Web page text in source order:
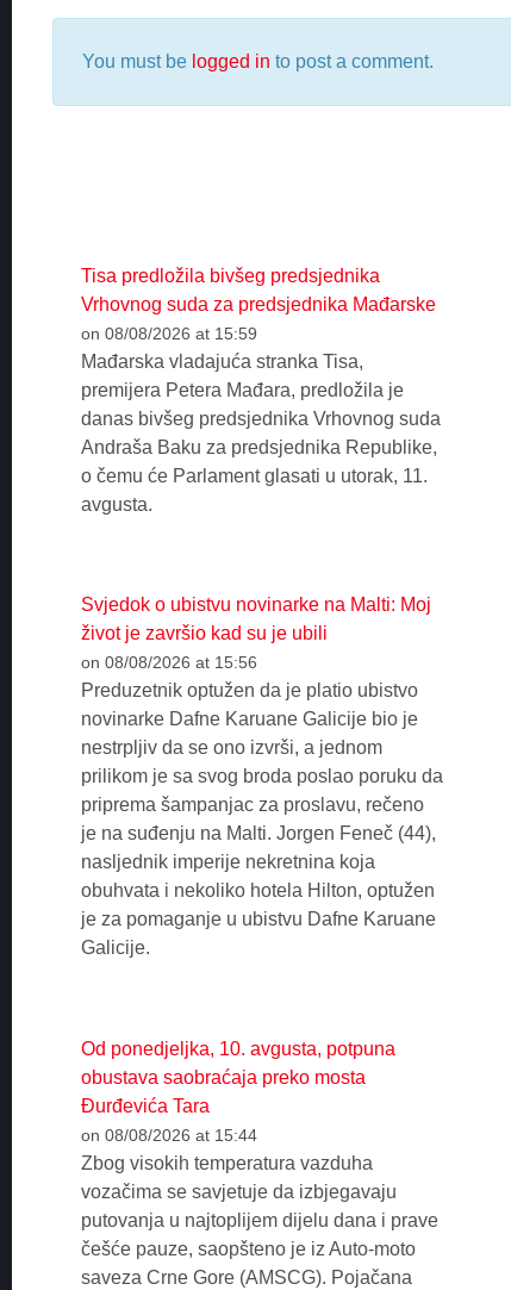
You must be logged in to post a comment.
Tisa predložila bivšeg predsjednika
Vrhovnog suda za predsjednika Mađarske
on 08/08/2026 at 15:59
Mađarska vladajuća stranka Tisa,
premijera Petera Mađara, predložila je
danas bivšeg predsjednika Vrhovnog suda
Andraša Baku za predsjednika Republike,
o čemu će Parlament glasati u utorak, 11.
avgusta.
Svjedok o ubistvu novinarke na Malti: Moj
život je završio kad su je ubili
on 08/08/2026 at 15:56
Preduzetnik optužen da je platio ubistvo
novinarke Dafne Karuane Galicije bio je
nestrpljiv da se ono izvrši, a jednom
prilikom je sa svog broda poslao poruku da
priprema šampanjac za proslavu, rečeno
je na suđenju na Malti. Jorgen Feneč (44),
nasljednik imperije nekretnina koja
obuhvata i nekoliko hotela Hilton, optužen
je za pomaganje u ubistvu Dafne Karuane
Galicije.
Od ponedjeljka, 10. avgusta, potpuna
obustava saobraćaja preko mosta
Đurđevića Tara
on 08/08/2026 at 15:44
Zbog visokih temperatura vazduha
vozačima se savjetuje da izbjegavaju
putovanja u najtoplijem dijelu dana i prave
češće pauze, saopšteno je iz Auto-moto
saveza Crne Gore (AMSCG). Pojačana